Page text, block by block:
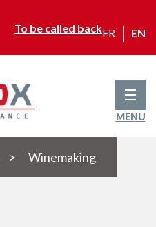
To be called backFR EN
MENU
> Winemaking